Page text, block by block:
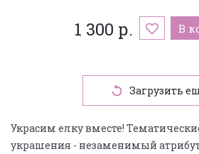
1 300 р. В
Загрузить
Украсим елку вместе!
украшения - незаменимый